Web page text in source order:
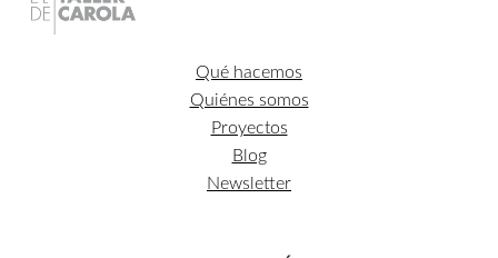
Qué hacemos
Quiénes somos
Proyectos
Blog
Newsletter